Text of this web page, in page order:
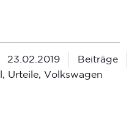
23.02.2019
Beiträge
, Urteile, Volkswagen